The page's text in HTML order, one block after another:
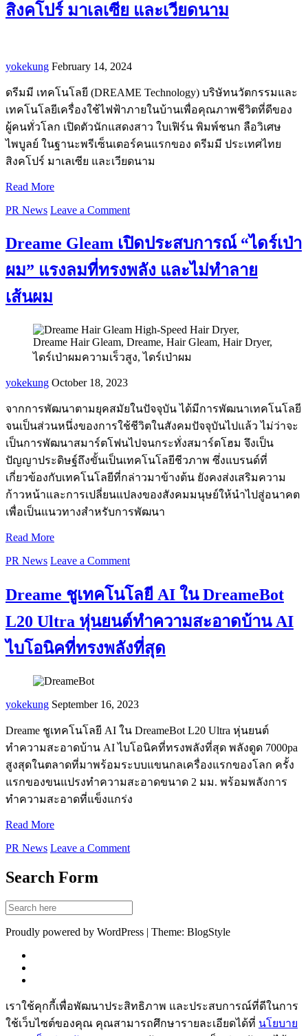
สิงคโปร์ มาเลเซีย และเวียดนาม
yokekung February 14, 2024
ดรีมมี เทคโนโลยี (DREAME Technology) บริษัทนวัตกรรมและ
เทคโนโลยีเครื่องใช้ไฟฟ้าภายในบ้านเพื่อคุณภาพชีวิตที่ดีของ
ผู้คนทั่วโลก เปิดตัวนักแสดงสาว ใบเฟิร์น พิมพ์ชนก ลือวิเศษ
ไพบูลย์ ในฐานะพรีเซ็นเตอร์คนแรกของ ดรีมมี ประเทศไทย
สิงคโปร์ มาเลเซีย และเวียดนาม
Read More
PR News Leave a Comment
Dreame Gleam เปิดประสบการณ์ “ไดร์เป่า
ผม” แรงลมที่ทรงพลัง และไม่ทำลาย
เส้นผม
yokekung October 18, 2023
จากการพัฒนาตามยุคสมัยในปัจจุบัน ได้มีการพัฒนาเทคโนโลยี
จนเป็นส่วนหนึ่งของการใช้ชีวิตในสังคมปัจจุบันไปแล้ว ไม่ว่าจะ
เป็นการพัฒนาสมาร์ตโฟนไปจนกระทั่งสมาร์ตโฮม จึงเป็น
ปัญญาประดิษฐ์ถึงขั้นเป็นเทคโนโลยีชีวภาพ ซึ่งแบรนด์ที่
เกี่ยวข้องกับเทคโนโลยีที่กล่าวมาข้างต้น ยังคงส่งเสริมความ
ก้าวหน้าและการเปลี่ยนแปลงของสังคมมนุษย์ให้นำไปสู่อนาคต
เพื่อเป็นแนวทางสำหรับการพัฒนา
Read More
PR News Leave a Comment
Dreame ชูเทคโนโลยี AI ใน DreameBot
L20 Ultra หุ่นยนต์ทำความสะอาดบ้าน AI
ไบโอนิคที่ทรงพลังที่สุด
yokekung September 16, 2023
Dreame ชูเทคโนโลยี AI ใน DreameBot L20 Ultra หุ่นยนต์
ทำความสะอาดบ้าน AI ไบโอนิคที่ทรงพลังที่สุด พลังดูด 7000pa
สูงสุดในตลาดที่มาพร้อมระบบแขนกลเครื่องแรกของโลก ครั้ง
แรกของขนแปรงทำความสะอาดขนาด 2 มม. พร้อมพลังการ
ทำความสะอาดที่แข็งแกร่ง
Read More
PR News Leave a Comment
Search Form
Proudly powered by WordPress | Theme: BlogStyle
เราใช้คุกกี้เพื่อพัฒนาประสิทธิภาพ และประสบการณ์ที่ดีในการ
ใช้เว็บไซต์ของคุณ คุณสามารถศึกษารายละเอียดได้ที่ นโยบาย